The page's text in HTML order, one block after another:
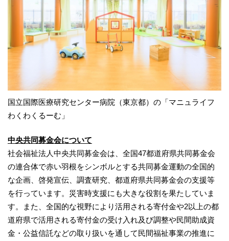
国立国際医療研究センター病院（東京都）の「マニュライフ
わくわくるーむ」
中央共同募金会について
社会福祉法人中央共同募金会は、全国47都道府県共同募金会
の連合体で赤い羽根をシンボルとする共同募金運動の全国的
な企画、啓発宣伝、調査研究、都道府県共同募金会の支援等
を行っています。災害時支援にも大きな役割を果たしていま
す。また、全国的な視野により活用される寄付金や2以上の都
道府県で活用される寄付金の受け入れ及び調整や民間助成資
金・公益信託などの取り扱いを通して民間福祉事業の推進に